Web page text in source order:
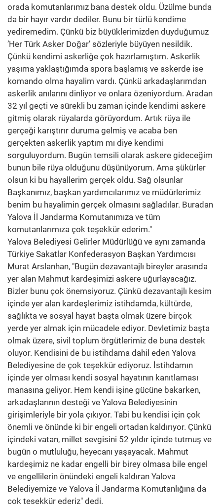
orada komutanlarımız bana destek oldu. Üzülme bunda
da bir hayır vardır dediler. Bunu bir türlü kendime
yediremedim. Çünkü biz büyüklerimizden duyduğumuz
’Her Türk Asker Doğar’ sözleriyle büyüyen nesildik.
Çünkü kendimi askerliğe çok hazırlamıştım. Askerlik
yaşıma yaklaştığımda spora başlamış ve askerde ise
komando olma hayalim vardı. Çünkü arkadaşlarımdan
askerlik anılarını dinliyor ve onlara özeniyordum. Aradan
32 yıl geçti ve sürekli bu zaman içinde kendimi askere
gitmiş olarak rüyalarda görüyordum. Artık rüya ile
gerçeği karıştırır duruma gelmiş ve acaba ben
gerçekten askerlik yaptım mı diye kendimi
sorguluyordum. Bugün temsili olarak askere gideceğim
bunun bile rüya olduğunu düşünüyorum. Ama şükürler
olsun ki bu hayallerim gerçek oldu. Sağ olsunlar
Başkanımız, başkan yardımcılarımız ve müdürlerimiz
benim bu hayalimin gerçek olmasını sağladılar. Buradan
Yalova İl Jandarma Komutanımıza ve tüm
komutanlarımıza çok teşekkür ederim."
Yalova Belediyesi Gelirler Müdürlüğü ve aynı zamanda
Türkiye Sakatlar Konfederasyon Başkan Yardımcısı
Murat Arslanhan, "Bugün dezavantajlı bireyler arasında
yer alan Mahmut kardeşimizi askere uğurlayacağız.
Bizler bunu çok önemsiyoruz. Çünkü dezavantajlı kesim
içinde yer alan kardeşlerimiz istihdamda, kültürde,
sağlıkta ve sosyal hayat başta olmak üzere birçok
yerde yer almak için mücadele ediyor. Devletimiz başta
olmak üzere, sivil toplum örgütlerimiz de buna destek
oluyor. Kendisini de bu istihdama dahil eden Yalova
Belediyesine de çok teşekkür ediyoruz. İstihdamın
içinde yer olması kendi sosyal hayatının kanıtlaması
manasına geliyor. Hem kendi işine gücüne bakarken,
arkadaşlarının desteği ve Yalova Belediyesinin
girişimleriyle bir yola çıkıyor. Tabi bu kendisi için çok
önemli ve önünde ki bir engeli ortadan kaldırıyor. Çünkü
içindeki vatan, millet sevgisini 52 yıldır içinde tutmuş ve
bugün o mutluluğu, heyecanı yaşayacak. Mahmut
kardeşimiz ne kadar engelli bir birey olmasa bile engel
ve engellilerin önündeki engeli kaldıran Yalova
Belediyemize ve Yalova İl Jandarma Komutanlığına da
çok teşekkür ederiz" dedi.